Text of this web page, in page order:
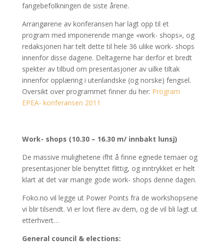
fangebefolkningen de siste årene.
Arrangørene av konferansen har lagt opp til et
program med imponerende mange «work- shops», og
redaksjonen har telt dette til hele 36 ulike work- shops
innenfor disse dagene. Deltagerne har derfor et bredt
spekter av tilbud om presentasjoner av uilke tiltak
innenfor opplæring i utenlandske (og norske) fengsel.
Oversikt over programmet finner du her: Program
EPEA- konferansen 2011
Work- shops (10.30 – 16.30 m/ innbakt lunsj)
De massive mulighetene ifht å finne egnede temaer og
presentasjoner ble benyttet flittig, og inntrykket er helt
klart at det var mange gode work- shops denne dagen.
Foko.no vil legge ut Power Points fra de workshopsene
vi blir tilsendt. Vi er lovt flere av dem, og de vil bli lagt ut
etterhvert…
General council & elections: